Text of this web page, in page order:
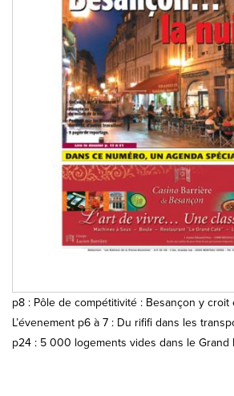
p8 : Pôle de compétitivité : Besançon y croit
L’évenement p6 à 7 : Du rififi dans les
p24 : 5 000 logements vides dans le Grand